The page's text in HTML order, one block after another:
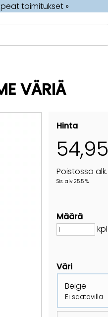
toimitukset »
VÄRIÄ
Hinta
54,95
Poistossa alk.
Sis. alv 25.5 %
Määrä
kpl
Väri
Beige
Ei saatavilla